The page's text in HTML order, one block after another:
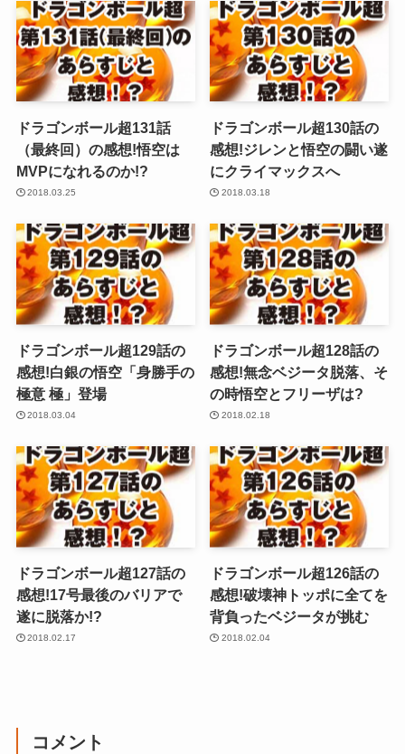
ドラゴンボール超131話
（最終回）の感想!悟空は
MVPになれるのか!?
2018.03.25
ドラゴンボール超130話の
感想!ジレンと悟空の闘い遂
にクライマックスへ
2018.03.18
ドラゴンボール超129話の
感想!白銀の悟空「身勝手の
極意 極」登場
2018.03.04
ドラゴンボール超128話の
感想!無念ベジータ脱落、そ
の時悟空とフリーザは?
2018.02.18
ドラゴンボール超127話の
感想!17号最後のバリアで
遂に脱落か!?
2018.02.17
ドラゴンボール超126話の
感想!破壊神トッポに全てを
背負ったベジータが挑む
2018.02.04
コメント